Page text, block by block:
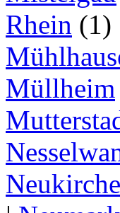
Rhein (1)
Müllheim